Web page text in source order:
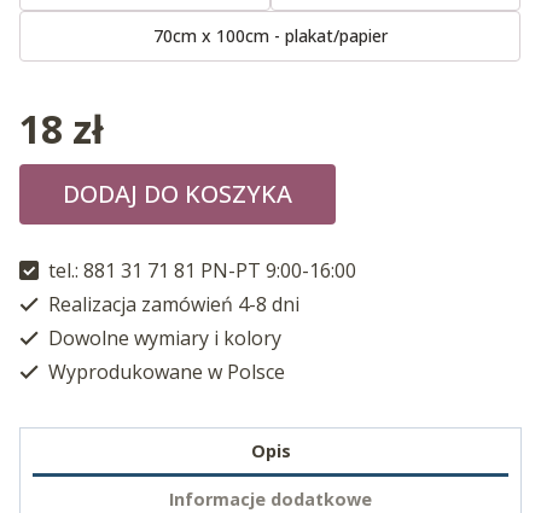
70cm x 100cm - plakat/papier
18 zł
DODAJ DO KOSZYKA
tel.: 881 31 71 81 PN-PT 9:00-16:00
Realizacja zamówień 4-8 dni
Dowolne wymiary i kolory
Wyprodukowane w Polsce
Opis
Informacje dodatkowe